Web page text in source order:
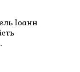
Іоанн